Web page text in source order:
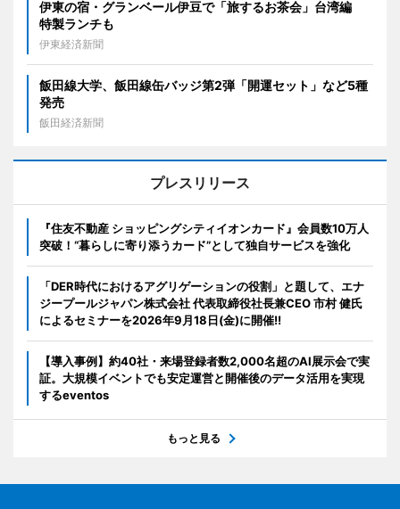
伊東の宿・グランベール伊豆で「旅するお茶会」台湾編
特製ランチも
伊東経済新聞
飯田線大学、飯田線缶バッジ第2弾「開運セット」など5種
発売
飯田経済新聞
プレスリリース
『住友不動産 ショッピングシティイオンカード』会員数10万人
突破！“暮らしに寄り添うカード”として独自サービスを強化
「DER時代におけるアグリゲーションの役割」と題して、エナ
ジープールジャパン株式会社 代表取締役社長兼CEO 市村 健氏
によるセミナーを2026年9月18日(金)に開催!!
【導入事例】約40社・来場登録者数2,000名超のAI展示会で実
証。大規模イベントでも安定運営と開催後のデータ活用を実現
するeventos
もっと見る